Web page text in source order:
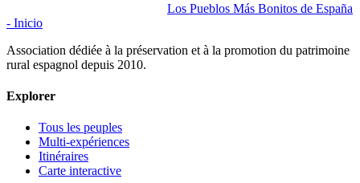
Los Pueblos Más Bonitos de España
- Inicio
Association dédiée à la préservation et à la promotion du patrimoine
rural espagnol depuis 2010.
Explorer
Tous les peuples
Multi-expériences
Itinéraires
Carte interactive